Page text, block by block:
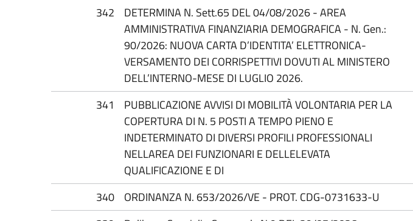
342
DETERMINA N. Sett.65 DEL 04/08/2026 - AREA
AMMINISTRATIVA FINANZIARIA DEMOGRAFICA - N. Gen.:
90/2026: NUOVA CARTA D’IDENTITA’ ELETTRONICA-
VERSAMENTO DEI CORRISPETTIVI DOVUTI AL MINISTERO
DELL’INTERNO-MESE DI LUGLIO 2026.
341
PUBBLICAZIONE AVVISI DI MOBILITÀ VOLONTARIA PER LA
COPERTURA DI N. 5 POSTI A TEMPO PIENO E
INDETERMINATO DI DIVERSI PROFILI PROFESSIONALI
NELLAREA DEI FUNZIONARI E DELLELEVATA
QUALIFICAZIONE E DI
340 ORDINANZA N. 653/2026/VE - PROT. CDG-0731633-U